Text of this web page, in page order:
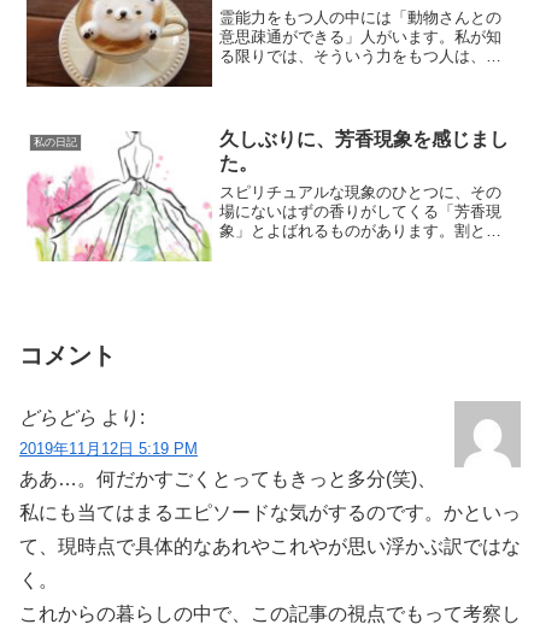
霊能力をもつ人の中には「動物さんとの
意思疎通ができる」人がいます。私が知
る限りでは、そういう力をもつ人は、普
私の日記
久しぶりに、芳香現象を感じまし
た。
スピリチュアルな現象のひとつに、その
場にないはずの香りがしてくる「芳香現
象」とよばれるものがあります。割とよ
コメント
どらどら より:
2019年11月12日 5:19 PM
ああ…。何だかすごくとってもきっと多分(笑)、
私にも当てはまるエピソードな気がするのです。かといっ
て、現時点で具体的なあれやこれやが思い浮かぶ訳ではな
く。
これからの暮らしの中で、この記事の視点でもって考察し